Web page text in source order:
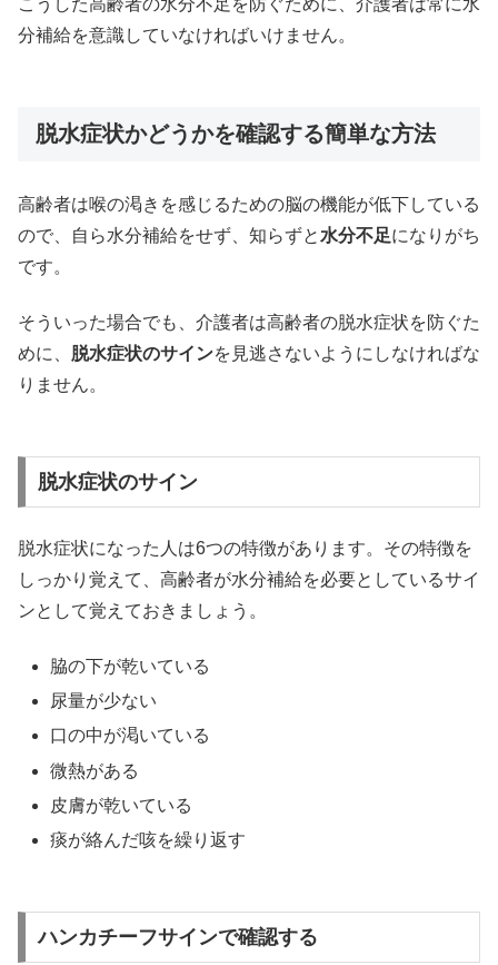
分補給を意識していなければいけません。
脱水症状かどうかを確認する簡単な方法
高齢者は喉の渇きを感じるための脳の機能が低下している
ので、自ら水分補給をせず、知らずと 水分不足になりがち
です。
そういった場合でも、介護者は高齢者の脱水症状を防ぐた
めに、 脱水症状のサインを見逃さないようにしなければな
りません。
脱水症状のサイン
脱水症状になった人は6つの特徴があります。その特徴を
しっかり覚えて、高齢者が水分補給を必要としているサイ
ンとして覚えておきましょう。
脇の下が乾いている
尿量が少ない
口の中が渇いている
微熱がある
皮膚が乾いている
痰が絡んだ咳を繰り返す
ハンカチーフサインで確認する